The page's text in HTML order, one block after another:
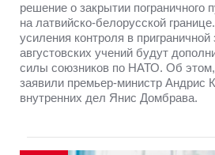
решение о закрытии пограничного
на латвийско-белорусской
усиления контроля в приграничной
августовских учений будут
силы союзников по НАТО. Об этом,
заявили премьер-министр Андрис
внутренних дел Янис Домбрава.